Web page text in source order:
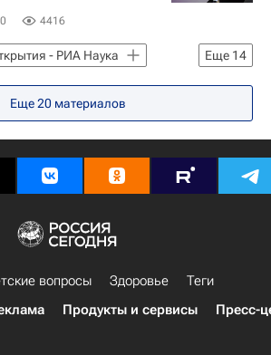
4416
Еще 14
- РИА Наука
США
мир
Европа
Роснано
Еще20 материалов
вопросы Здоровье
Теги
Продукты и сервисы Пресс-